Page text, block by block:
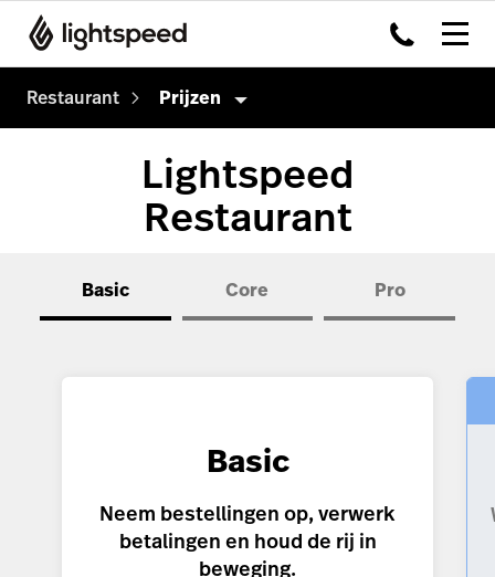
Restaurant Prijzen
Kassasysteem
Kitchen Dislpay System
Capital
Order Anywhere
Pulse app
Multi-locatie
Klanten
Lightspeed
Restaurant
Basic Core Pro
Basic
Neem bestellingen op, verwerk
betalingen en houd de rij in
beweging.